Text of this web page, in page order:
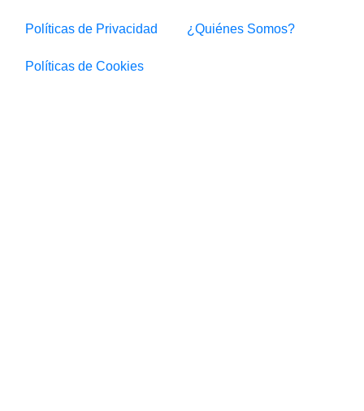
Políticas de Privacidad ¿Quiénes Somos?
Políticas de Cookies